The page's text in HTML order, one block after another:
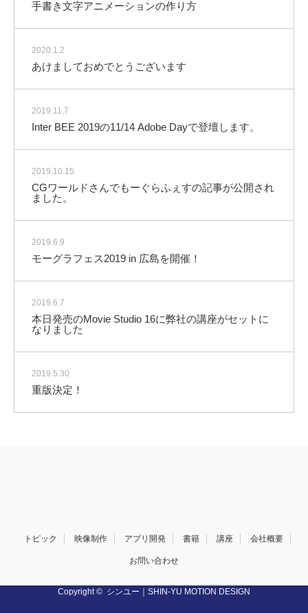
手書き文字アニメーションの作り方
2020.1.2
あけましておめでとうございます
2019.11.7
Inter BEE 2019の11/14 Adobe Dayで登壇します。
2019.10.15
CGワールドさんでもーぐらふぇすの記事が公開され
ました。
2019.6.9
モーグラフェス2019 in 広島を開催！
2019.6.7
本日発売のMovie Studio 16に弊社の講座がセットに
なりました
2019.5.30
重版決定！
トピック 映像制作 アプリ開発 書籍 講座 会社概要
お問い合わせ
Copyright © シンユー｜SHIN-YU MOTION DESIGN